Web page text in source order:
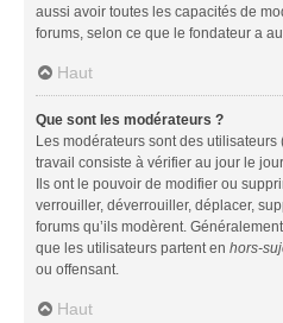
aussi avoir toutes les capacités de
forums, selon ce que le fondateur a
Haut
Que sont les modérateurs ?
Les modérateurs sont des utilisateurs
travail consiste à vérifier au jour le
Ils ont le pouvoir de modifier ou
verrouiller, déverrouiller, déplacer,
forums qu’ils modèrent.
que les utilisateurs partent en hors-
ou offensant.
Haut